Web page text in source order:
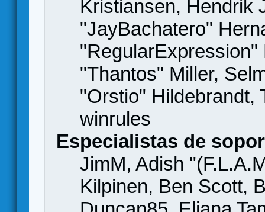
Kristiansen, Hendrik
"JayBachatero"
"Thantos" Miller,
"Orstio" Hildebrandt,
winrules
Especialistas de
JimM, Adish
Kilpinen, Ben Scott,